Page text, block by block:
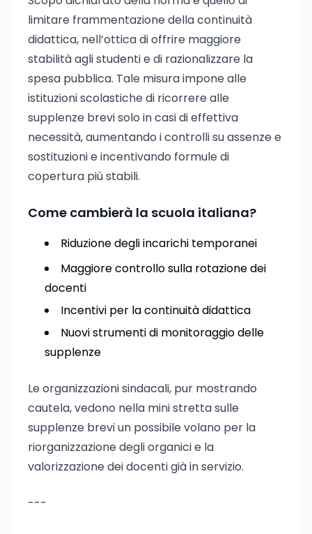
limitare frammentazione della continuità
didattica, nell’ottica di offrire maggiore
stabilità agli studenti e di razionalizzare la
spesa pubblica. Tale misura impone alle
istituzioni scolastiche di ricorrere alle
supplenze brevi solo in casi di effettiva
necessità, aumentando i controlli su assenze e
sostituzioni e incentivando formule di
copertura più stabili.
Come cambierà la scuola italiana?
Riduzione degli incarichi temporanei
Maggiore controllo sulla rotazione dei
docenti
Incentivi per la continuità didattica
Nuovi strumenti di monitoraggio delle
supplenze
Le organizzazioni sindacali, pur mostrando
cautela, vedono nella mini stretta sulle
supplenze brevi un possibile volano per la
riorganizzazione degli organici e la
valorizzazione dei docenti già in servizio.
---